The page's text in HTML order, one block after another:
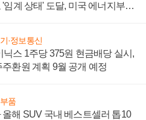
'임계 상태' 도달, 미국 에너지부
·정보통신
닉스 1주당 375원 현금배당 실시,
주환원 계획 9월 공개 예정
품
올해 SUV 국내 베스트셀러 톱10